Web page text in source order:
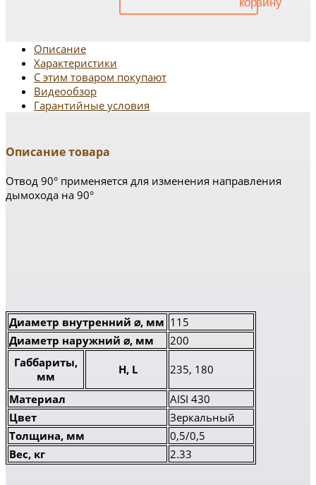
Описание
Характеристики
С этим товаром покупают
Видеообзор
Гарантийные условия
Описание товара
Отвод 90° применяется для изменения направления
дымохода на 90°
Диаметр внутренний ⌀, мм 115
Диаметр наружний ⌀, мм
200
Габбариты,
мм
H, L 235, 180
Материал
AISI 430
Цвет
Зеркальный
Толщина, мм
0,5/0,5
Вес, кг
2.33